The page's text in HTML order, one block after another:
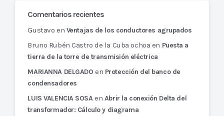
Comentarios recientes
Gustavo en Ventajas de los conductores agrupados
Bruno Rubén Castro de la Cuba ochoa en Puesta a
tierra de la torre de transmisión eléctrica
MARIANNA DELGADO en Protección del banco de
condensadores
LUIS VALENCIA SOSAen Abrir la conexión Delta del
transformador: Cálculo y diagrama